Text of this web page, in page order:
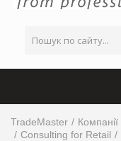
TradeMaster Компанії
Consulting for Retail